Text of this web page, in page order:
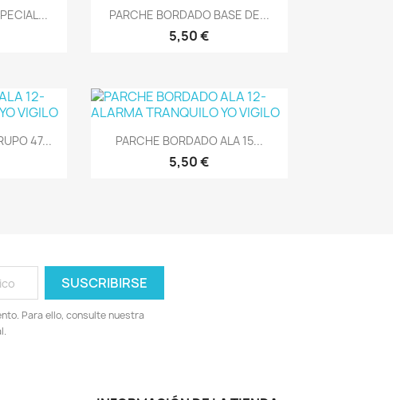
Vista rápida
PARCHE BORDADO BASE DE...
5,50 €
47...  Vista rápida
PARCHE BORDADO ALA 15...
5,50 €
Para ello, consulte nuestra